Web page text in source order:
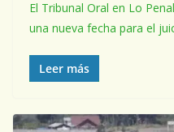
El Tribunal Oral en Lo
una nueva fecha para el
Leer más